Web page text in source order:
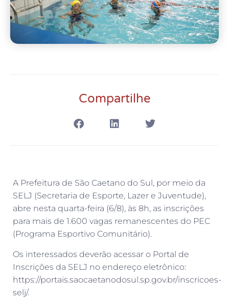
Compartilhe
A Prefeitura de São Caetano do Sul, por meio da
SELJ (Secretaria de Esporte, Lazer e Juventude),
abre nesta quarta-feira (6/8), às 8h, as inscrições
para mais de 1.600 vagas remanescentes do PEC
(Programa Esportivo Comunitário).
Os interessados deverão acessar o Portal de
Inscrições da SELJ no endereço eletrônico:
https://portais.saocaetanodosul.sp.gov.br/inscricoes-
selj/.